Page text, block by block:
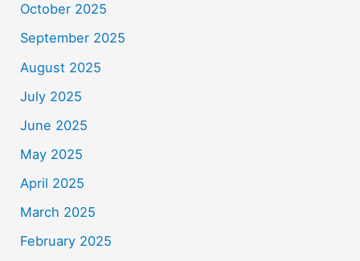
October 2025
September 2025
August 2025
July 2025
June 2025
May 2025
April 2025
March 2025
February 2025